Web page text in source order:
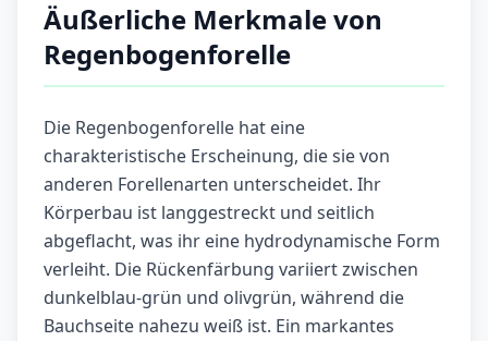
Äußerliche Merkmale von
Regenbogenforelle
Die Regenbogenforelle hat eine
charakteristische Erscheinung, die sie von
anderen Forellenarten unterscheidet. Ihr
Körperbau ist langgestreckt und seitlich
abgeflacht, was ihr eine hydrodynamische Form
verleiht. Die Rückenfärbung variiert zwischen
dunkelblau-grün und olivgrün, während die
Bauchseite nahezu weiß ist. Ein markantes